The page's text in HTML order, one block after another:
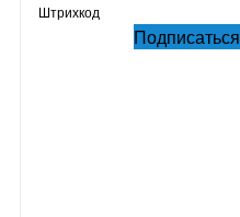
Штрихкод
Подписаться